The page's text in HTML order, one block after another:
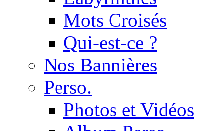
Mots Croisés
Qui-est-ce ?
Nos Bannières
Perso.
Photos et Vidéos